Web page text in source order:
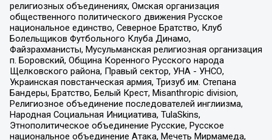
религиозных объединениях, Омская организация
общественного политического движения Русское
национальное единство, Северное Братство, Клуб
Болельщиков Футбольного Клуба Динамо,
Файзрахманисты, Мусульманская религиозная организация
п. Боровский, Община Коренного Русского народа
Щелковского района, Правый сектор, УНА - УНСО,
Украинская повстанческая армия, Тризуб им. Степана
Бандеры, Братство, Белый Крест, Misanthropic division,
Религиозное объединение последователей инглиизма,
Народная Социальная Инициатива, TulaSkins,
Этнополитическое объединение Русские, Русское
национальное объединение Атака, Мечеть Мирмамеда,